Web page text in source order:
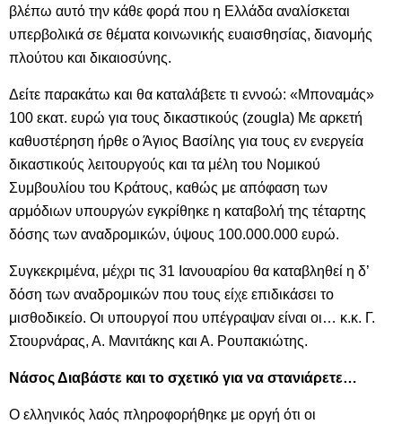
βλέπω αυτό την κάθε φορά που η Ελλάδα αναλίσκεται
υπερβολικά σε θέματα κοινωνικής ευαισθησίας, διανομής
πλούτου και δικαιοσύνης.
Δείτε παρακάτω και θα καταλάβετε τι εννοώ: «Μποναμάς»
100 εκατ. ευρώ για τους δικαστικούς (zougla) Με αρκετή
καθυστέρηση ήρθε ο Άγιος Βασίλης για τους εν ενεργεία
δικαστικούς λειτουργούς και τα μέλη του Νομικού
Συμβουλίου του Κράτους, καθώς με απόφαση των
αρμόδιων υπουργών εγκρίθηκε η καταβολή της τέταρτης
δόσης των αναδρομικών, ύψους 100.000.000 ευρώ.
Συγκεκριμένα, μέχρι τις 31 Ιανουαρίου θα καταβληθεί η δ’
δόση των αναδρομικών που τους είχε επιδικάσει το
μισθοδικείο. Οι υπουργοί που υπέγραψαν είναι οι… κ.κ. Γ.
Στουρνάρας, Α. Μανιτάκης και Α. Ρουπακιώτης.
Νάσος Διαβάστε και το σχετικό για να στανιάρετε…
Ο ελληνικός λαός πληροφορήθηκε με οργή ότι οι